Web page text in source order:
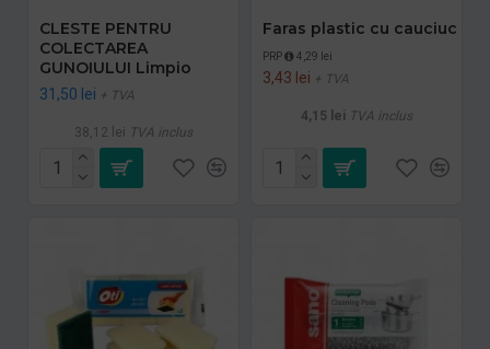
CLESTE PENTRU
COLECTAREA
GUNOIULUI Limpio
31,50 lei + TVA
38,12 lei TVA inclus
Faras plastic cu cauciuc
PRP 4,29 lei
3,43 lei + TVA
4,15 lei TVA inclus